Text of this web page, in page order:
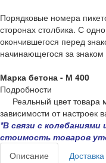
Порядковые номера
сторонах столбика. С
окончившегося перед
начинающегося за знаком
Марка бетона - М 400
Подробности
Реальный цвет товара
зависимости от настроек
*В связи с
стоимость товаров
Описание
Доставка